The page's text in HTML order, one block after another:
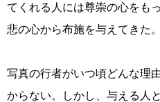
てくれる人には尊崇の心をも
悲の心から布施を与えてきた。
写真の行者がいつ頃どんな理
からない。しかし、与える人